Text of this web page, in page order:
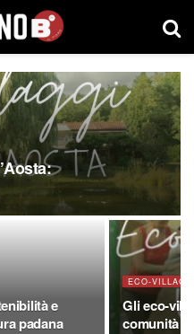
e
padana
ECO-
Gli eco-
comunità